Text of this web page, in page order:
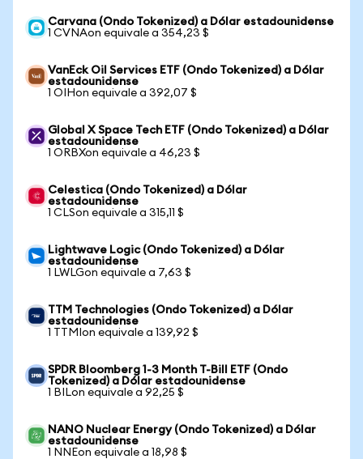
Carvana (Ondo Tokenized) a Dólar estadounidense
1 CVNAon equivale a 354,23 $
VanEck Oil Services ETF (Ondo Tokenized) a Dólar
estadounidense
1 OIHon equivale a 392,07 $
Global X Space Tech ETF (Ondo Tokenized) a Dólar
estadounidense
1 ORBXon equivale a 46,23 $
Celestica (Ondo Tokenized) a Dólar
estadounidense
1 CLSon equivale a 315,11 $
Lightwave Logic (Ondo Tokenized) a Dólar
estadounidense
1 LWLGon equivale a 7,63 $
TTM Technologies (Ondo Tokenized) a Dólar
estadounidense
1 TTMIon equivale a 139,92 $
SPDR Bloomberg 1-3 Month T-Bill ETF (Ondo
Tokenized) a Dólar estadounidense
1 BILon equivale a 92,25 $
NANO Nuclear Energy (Ondo Tokenized) a Dólar
estadounidense
1 NNEon equivale a 18,98 $